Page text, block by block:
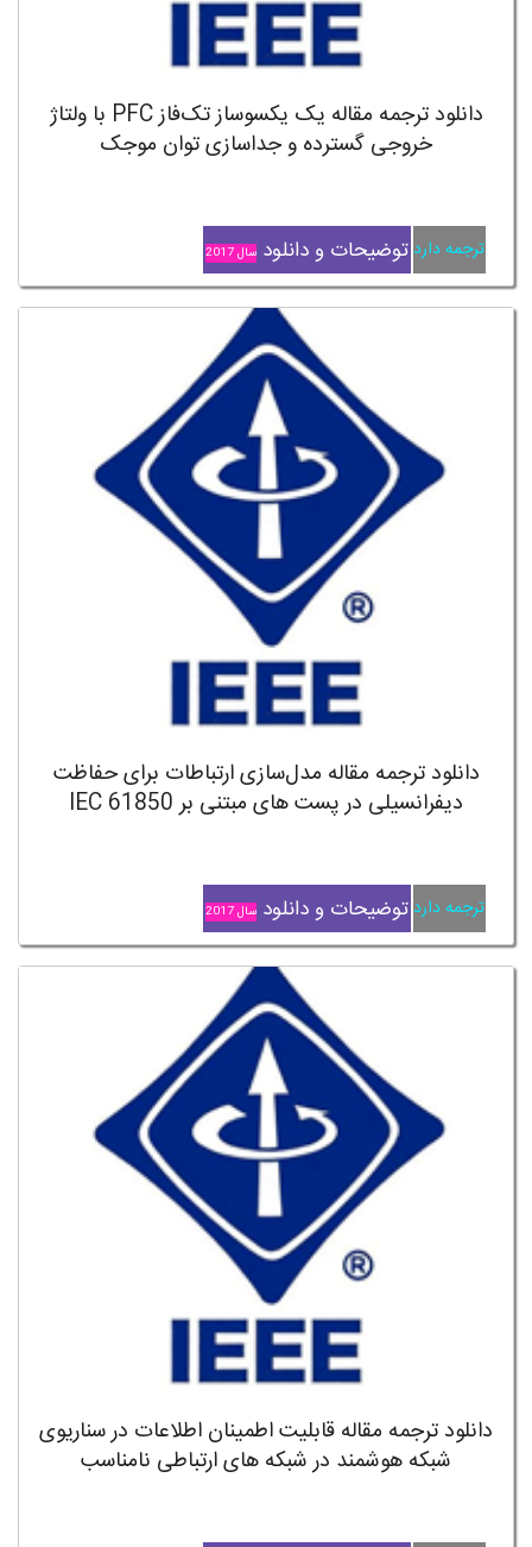
دانلود ترجمه مقاله یک یکسوساز تک‌فاز PFC با ولتاژ
خروجی گسترده و جداسازی توان موجک
ترجمه دارد توضیحات و دانلود سال 2017
دانلود ترجمه مقاله مدل‌سازی ارتباطات برای حفاظت
دیفرانسیلی در پست های مبتنی بر IEC 61850
ترجمه دارد توضیحات و دانلود سال 2017
دانلود ترجمه مقاله قابلیت اطمینان اطلاعات در سناریوی
شبکه هوشمند در شبکه های ارتباطی نامناسب